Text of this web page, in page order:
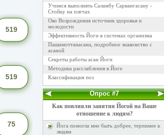
519
519
75
Учимся выполнять Саламбу Сарвангасану -
Стойку на плечах
Око Возрождения источник здоровья и
молодости
Эффективность Йоги в системах организма
Пашимоттанасана, подробное знакомство с
асаной
Секреты работы асан Йоги
Методика расслабления в Йоге
Классификация поз
Опрос #7
Как повлияли занятия Йогой на Ваше
отношение к людям?
Йога помогла мне быть добрее, терпимее к
людям